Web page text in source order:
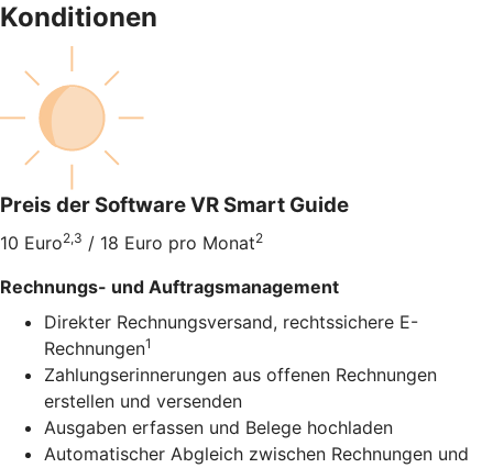
Konditionen
Preis der Software VR Smart Guide
10 Euro2,3 / 18 Euro pro Monat2
Rechnungs- und Auftragsmanagement
Direkter Rechnungsversand, rechtssichere E-
Rechnungen1
Zahlungserinnerungen aus offenen Rechnungen
erstellen und versenden
Ausgaben erfassen und Belege hochladen
Automatischer Abgleich zwischen Rechnungen und